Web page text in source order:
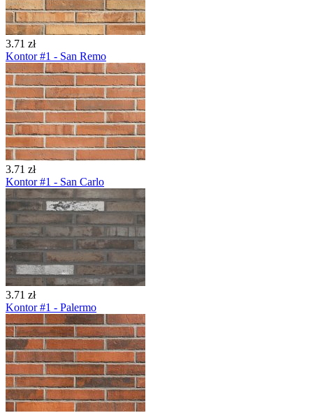
3.71 zł
Kontor #1 - San Remo
3.71 zł
Kontor #1 - San Carlo
3.71 zł
Kontor #1 - Palermo